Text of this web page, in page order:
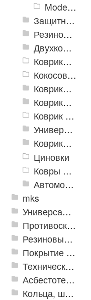
Modemo
Защитные коврики и лотки
Резиновые коврики
Двухкомпонентные коврики
Коврики на пенорезине
Кокосовые коврики
Коврики для ванн
Коврики и дорожки пористые (Лапша)
Коврик флокированный
Универсальные коврики
Коврики хлопковые
Циновки
Ковры для детской
Автомобильные коврики
mks
Универсальные модульные покрытия
Противоскользящая защита для лестниц, профили, ленты
Резиновые и ПВХ дорожки
Покрытие из резиновой крошки
Техническая резина
Асбестотехнические и теплоизоляционные материалы
Кольца, шайбы, манжеты